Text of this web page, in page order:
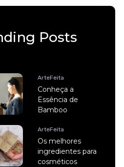
Posts
ArteFeita
Conheça a
Essência de
Bamboo
ArteFeita
Os melhores
ingredientes para
cosméticos